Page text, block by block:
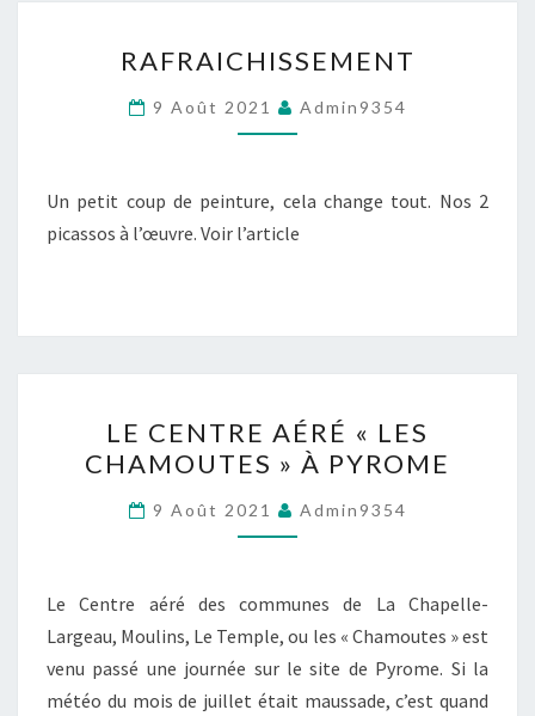
RAFRAICHISSEMENT
9 Août 2021 Admin9354
Un petit coup de peinture, cela change tout. Nos 2
picassos à l’œuvre. Voir l’article
CENTRE
AÉRÉ
« LES
CHAMOUTES »
PYROME
LE CENTRE AÉRÉ « LES
CHAMOUTES » À PYROME
9 Août 2021 Admin9354
Le Centre aéré des communes de La Chapelle-
Largeau, Moulins, Le Temple, ou les « Chamoutes » est
venu passé une journée sur le site de Pyrome. Si la
météo du mois de juillet était maussade, c’est quand